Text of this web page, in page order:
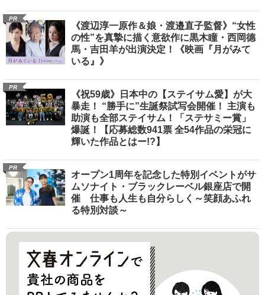
PR
《渡辺淳一原作＆娘・渡邉直子監督》“女性
の性”を真摯に描く意欲作に黒木瞳・西岡德
馬・吉田羊が出演決定！《映画『月がみて
いる』》
PR
《祝59歳》日本中の【ステイサム愛】が大
暴走！ “勝手に”生誕祭試写会開催！ 主演も
助演も全部ステイサム！「ステサミー賞」
爆誕！【応募総数941票 全54作品の栄冠に
輝いた作品とはー!?】
PR
オープン1周年を記念した特別イベントがサ
ムソナイト・ブラックレーベル銀座店で開
催 仕事も人生も自分らしく～笑顔あふれ
る特別対談～